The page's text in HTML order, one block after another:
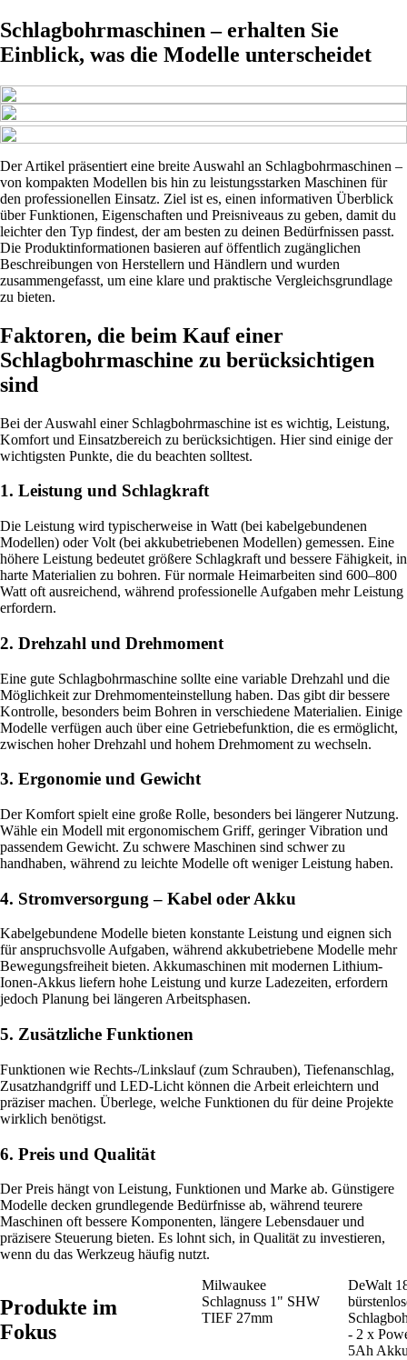
Schlagbohrmaschinen – erhalten Sie
Einblick, was die Modelle unterscheidet
Der Artikel präsentiert eine breite Auswahl an Schlagbohrmaschinen –
von kompakten Modellen bis hin zu leistungsstarken Maschinen für
den professionellen Einsatz. Ziel ist es, einen informativen Überblick
über Funktionen, Eigenschaften und Preisniveaus zu geben, damit du
leichter den Typ findest, der am besten zu deinen Bedürfnissen passt.
Die Produktinformationen basieren auf öffentlich zugänglichen
Beschreibungen von Herstellern und Händlern und wurden
zusammengefasst, um eine klare und praktische Vergleichsgrundlage
zu bieten.
Faktoren, die beim Kauf einer
Schlagbohrmaschine zu berücksichtigen
sind
Bei der Auswahl einer Schlagbohrmaschine ist es wichtig, Leistung,
Komfort und Einsatzbereich zu berücksichtigen. Hier sind einige der
wichtigsten Punkte, die du beachten solltest.
1. Leistung und Schlagkraft
Die Leistung wird typischerweise in Watt (bei kabelgebundenen
Modellen) oder Volt (bei akkubetriebenen Modellen) gemessen. Eine
höhere Leistung bedeutet größere Schlagkraft und bessere Fähigkeit, in
harte Materialien zu bohren. Für normale Heimarbeiten sind 600–800
Watt oft ausreichend, während professionelle Aufgaben mehr Leistung
erfordern.
2. Drehzahl und Drehmoment
Eine gute Schlagbohrmaschine sollte eine variable Drehzahl und die
Möglichkeit zur Drehmomenteinstellung haben. Das gibt dir bessere
Kontrolle, besonders beim Bohren in verschiedene Materialien. Einige
Modelle verfügen auch über eine Getriebefunktion, die es ermöglicht,
zwischen hoher Drehzahl und hohem Drehmoment zu wechseln.
3. Ergonomie und Gewicht
Der Komfort spielt eine große Rolle, besonders bei längerer Nutzung.
Wähle ein Modell mit ergonomischem Griff, geringer Vibration und
passendem Gewicht. Zu schwere Maschinen sind schwer zu
handhaben, während zu leichte Modelle oft weniger Leistung haben.
4. Stromversorgung – Kabel oder Akku
Kabelgebundene Modelle bieten konstante Leistung und eignen sich
für anspruchsvolle Aufgaben, während akkubetriebene Modelle mehr
Bewegungsfreiheit bieten. Akkumaschinen mit modernen Lithium-
Ionen-Akkus liefern hohe Leistung und kurze Ladezeiten, erfordern
jedoch Planung bei längeren Arbeitsphasen.
5. Zusätzliche Funktionen
Funktionen wie Rechts-/Linkslauf (zum Schrauben), Tiefenanschlag,
Zusatzhandgriff und LED-Licht können die Arbeit erleichtern und
präziser machen. Überlege, welche Funktionen du für deine Projekte
wirklich benötigst.
6. Preis und Qualität
Der Preis hängt von Leistung, Funktionen und Marke ab. Günstigere
Modelle decken grundlegende Bedürfnisse ab, während teurere
Maschinen oft bessere Komponenten, längere Lebensdauer und
präzisere Steuerung bieten. Es lohnt sich, in Qualität zu investieren,
wenn du das Werkzeug häufig nutzt.
Produkte im
Fokus
Milwaukee
Schlagnuss 1" SHW
TIEF 27mm
DeWalt
- 2 x
5Ah